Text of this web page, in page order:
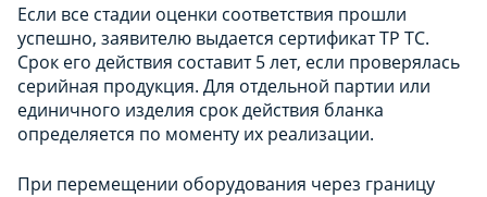
Если все стадии оценки соответствия прошли
успешно, заявителю выдается сертификат ТР ТС.
Срок его действия составит 5 лет, если проверялась
серийная продукция. Для отдельной партии или
единичного изделия срок действия бланка
определяется по моменту их реализации.
При перемещении оборудования через границу